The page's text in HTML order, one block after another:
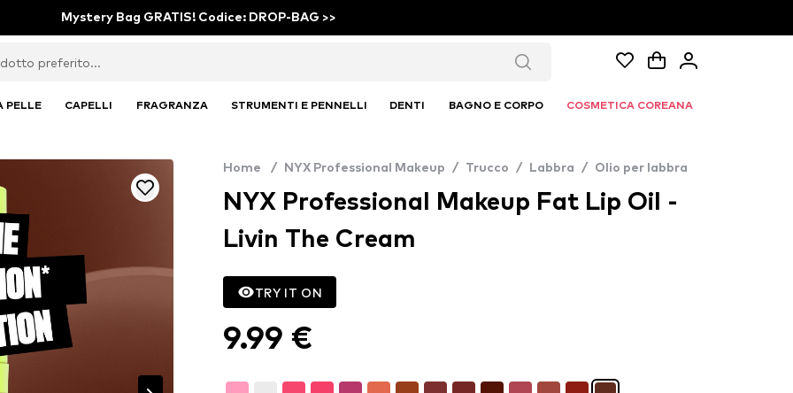
Mystery Bag GRATIS! Codice: DROP-BAG >>
PELLE CAPELLI FRAGRANZA STRUMENTI E PENNELLI DENTI BAGNO E CORPO COSMETICA COREANA
Home / NYX Professional Makeup / Trucco / Labbra / Olio per labbra
NYX Professional Makeup Fat Lip Oil -
Livin The Cream​
TRY IT ON
9.99 €